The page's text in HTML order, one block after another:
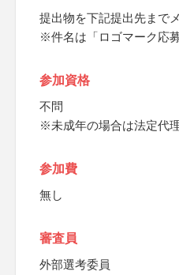
提出物を下記提出先まで
※件名は「ロゴマーク応
参加資格
不問
※未成年の場合は法定代
参加費
無し
審査員
外部選考委員